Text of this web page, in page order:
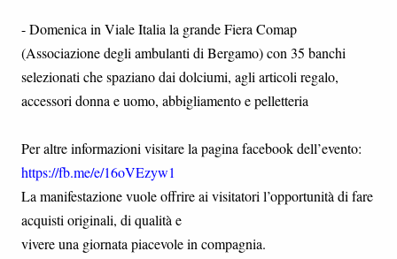
- Domenica in Viale Italia la grande Fiera Comap
(Associazione degli ambulanti di Bergamo) con 35 banchi
selezionati che spaziano dai dolciumi, agli articoli regalo,
accessori donna e uomo, abbigliamento e pelletteria
Per altre informazioni visitare la pagina facebook dell’evento:
https://fb.me/e/16oVEzyw1
La manifestazione vuole offrire ai visitatori l’opportunità di fare
acquisti originali, di qualità e
vivere una giornata piacevole in compagnia.